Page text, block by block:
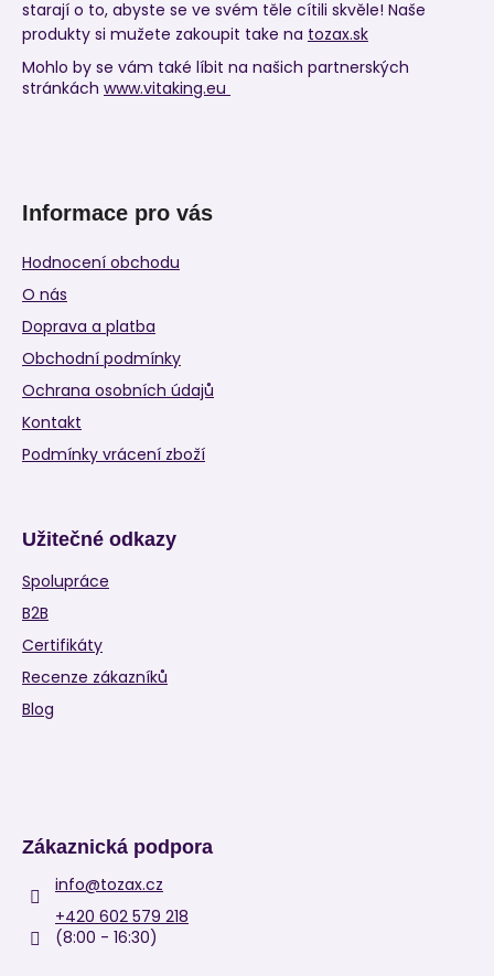
starají o to, abyste se ve svém těle cítili skvěle! Naše
produkty si mužete zakoupit take na tozax.sk
Mohlo by se vám také líbit na našich partnerských
stránkách www.vitaking.eu
Informace pro vás
Hodnocení obchodu
O nás
Doprava a platba
Obchodní podmínky
Ochrana osobních údajů
Kontakt
Podmínky vrácení zboží
Užitečné odkazy
Spolupráce
B2B
Certifikáty
Recenze zákazníků
Blog
Zákaznická podpora
info@tozax.cz
+420 602 579 218
(8:00 - 16:30)